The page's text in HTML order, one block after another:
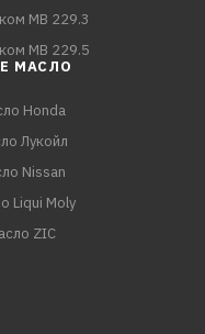
MB 229.3
MB 229.5
МАСЛО
Honda
Лукойл
Nissan
Liqui Moly
ZIC